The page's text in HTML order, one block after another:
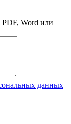
Word или
данных